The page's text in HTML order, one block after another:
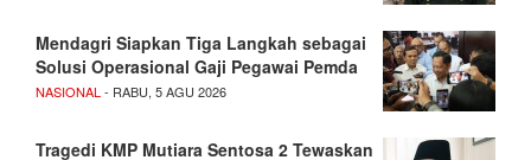
Mendagri Siapkan Tiga Langkah sebagai
Solusi Operasional Gaji Pegawai Pemda
NASIONAL - RABU, 5 AGU 2026
Tragedi KMP Mutiara Sentosa 2 Tewaskan